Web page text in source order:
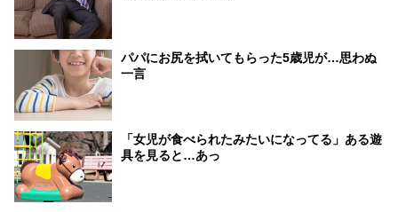
パパにお尻を拭いてもらった5歳児が…思わぬ
一言
「女児が食べられたみたいになってる」ある遊
具を見ると…あっ